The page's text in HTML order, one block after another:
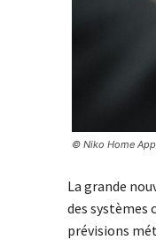
© Niko Home
La grande
des systèmes
prévisions